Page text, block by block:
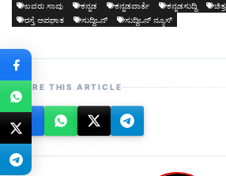
ಐವರು ಸಾವು
ಕನ್ನಡ ಕನ್ನಡವಾರ್ತೆ ಕನ್ನಡಸುದ್ದಿ
ರಸ್ತೆ ಅಪಘಾತ
ಸುದ್ದಿಒನ್ ಸುದ್ದಿಒನ್ ನ್ಯೂಸ್
SHARE THIS ARTICLE